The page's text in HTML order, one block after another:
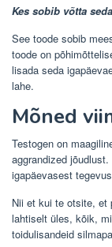
Kes sobib võtta
See toode sobib
toode on
lisada seda
lahe.
Mõned
Testogen on
aggrandized
igapäevasest
Nii et kui te otsite, et
lahtiselt üles, kõik,
toidulisandeid